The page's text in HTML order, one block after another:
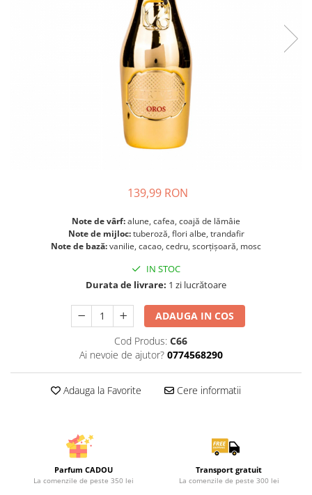
139,99 RON
Note de vârf:alune, cafea, coajă de lămâie
Note de mijloc:tuberoză, flori albe, trandafir
Note de bază:vanilie, cacao, cedru, scorțișoară, mosc
IN STOC
Durata de livrare: 1 zi lucrătoare
ADAUGA IN COS
Cod Produs: C66
Ai nevoie de ajutor? 0774568290
Adauga la Favorite Cere informatii
Parfum CADOU
La comenzile de peste 350 lei
Transport gratuit
La comenzile de peste 300 lei